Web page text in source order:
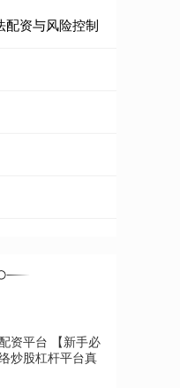
配资与风险控制
资平台 【新手必
炒股杠杆平台真